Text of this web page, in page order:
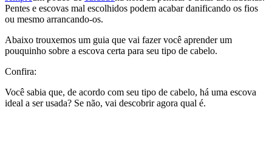
Pentes e escovas mal escolhidos podem acabar danificando os fios
ou mesmo arrancando-os.
Abaixo trouxemos um guia que vai fazer você aprender um
pouquinho sobre a escova certa para seu tipo de cabelo.
Confira:
Você sabia que, de acordo com seu tipo de cabelo, há uma escova
ideal a ser usada? Se não, vai descobrir agora qual é.